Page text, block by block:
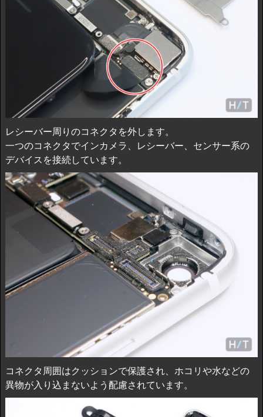
レシーバー周りのコネクタを外します。
一つのコネクタでインカメラ、レシーバー、センサー系の
デバイスを接続しています。
コネクタ周囲はクッションで保護され、ホコリや水などの
異物が入り込まないよう配慮されています。